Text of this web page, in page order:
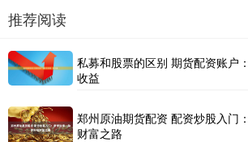
推荐阅读
私募和股票的区别 期货配资账户
收益
郑州原油期货配资 配资炒股入门
财富之路